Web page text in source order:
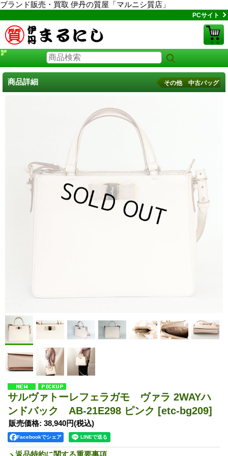
ブランド販売・買取 伊丹の質屋「マルニシ質店」
PCサイト
商品詳細 その他 中古バッグ
サルヴァトーレフェラガモ ヴァラ 2WAYハ
ンドバック AB-21E298 ピンク [etc-bg209]
販売価格: 38,940円(税込)
Facebookでシェア
返品特約に関する重要事項